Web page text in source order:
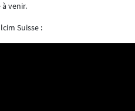
venir.
Suisse :